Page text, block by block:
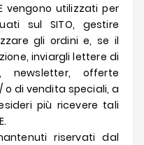
vengono utilizzati per
sul SITO, gestire
gli ordini e, se il
inviargli lettere di
newsletter, offerte
o di vendita speciali, a
più ricevere tali
riservati dal